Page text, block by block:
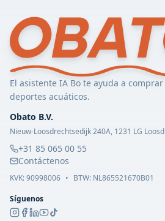
El asistente IA Bo te ayuda a
deportes acuáticos.
Obato B.V.
Nieuw-Loosdrechtsedijk 240A, 1231 LG
+31 85 065 00 55
Contáctenos
KVK:90998006 • BTW: NL865521670B01
Síguenos